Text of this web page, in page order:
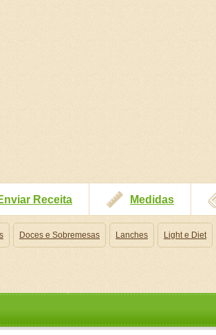
Receita Medidas
Doces e Sobremesas Lanches Light e Diet